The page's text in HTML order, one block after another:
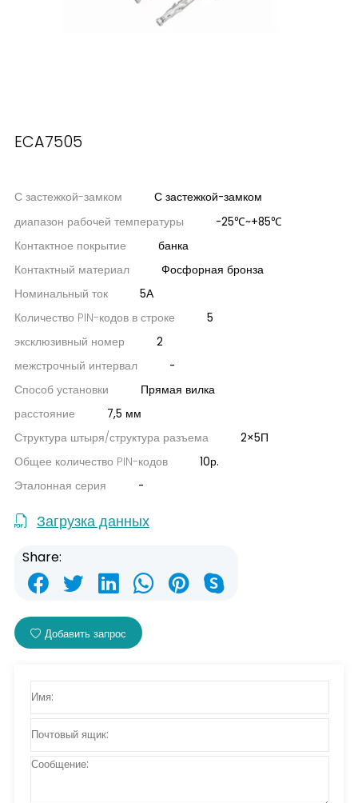
ECA7505
С застежкой-замком
С застежкой-замком
диапазон рабочей температуры
-25℃~+85℃
Контактное покрытие
банка
Контактный материал
Фосфорная бронза
Номинальный ток
5А
Количество PIN-кодов в строке
5
эксклюзивный номер
2
межстрочный интервал
-
Способ установки
Прямая вилка
расстояние
7,5 мм
Структура штыря/структура разъема
2×5П
Общее количество PIN-кодов
10р.
Эталонная серия
-
Загрузка данных
Share:
Добавить запрос